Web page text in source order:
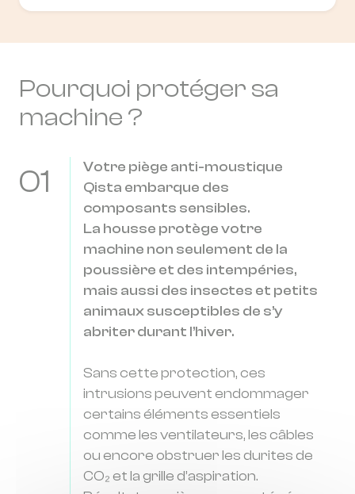
Pourquoi protéger sa
machine ?
01
Votre piège anti-moustique
Qista embarque des
composants sensibles.
La housse protège votre
machine non seulement de la
poussière et des intempéries,
mais aussi des insectes et petits
animaux susceptibles de s’y
abriter durant l’hiver.
Sans cette protection, ces
intrusions peuvent endommager
certains éléments essentiels
comme les ventilateurs, les câbles
ou encore obstruer les durites de
CO₂ et la grille d’aspiration.